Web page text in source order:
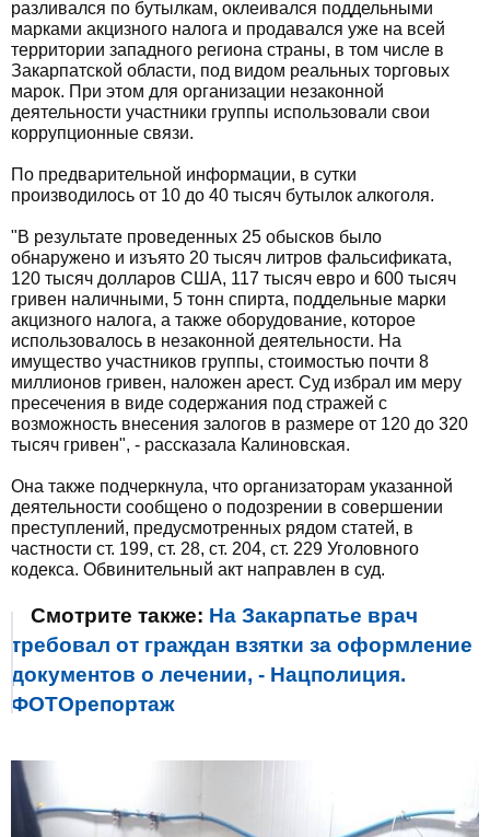
разливался по бутылкам, оклеивался поддельными
марками акцизного налога и продавался уже на всей
территории западного региона страны, в том числе в
Закарпатской области, под видом реальных торговых
марок. При этом для организации незаконной
деятельности участники группы использовали свои
коррупционные связи.
По предварительной информации, в сутки
производилось от 10 до 40 тысяч бутылок алкоголя.
"В результате проведенных 25 обысков было
обнаружено и изъято 20 тысяч литров фальсификата,
120 тысяч долларов США, 117 тысяч евро и 600 тысяч
гривен наличными, 5 тонн спирта, поддельные марки
акцизного налога, а также оборудование, которое
использовалось в незаконной деятельности. На
имущество участников группы, стоимостью почти 8
миллионов гривен, наложен арест. Суд избрал им меру
пресечения в виде содержания под стражей с
возможность внесения залогов в размере от 120 до 320
тысяч гривен", - рассказала Калиновская.
Она также подчеркнула, что организаторам указанной
деятельности сообщено о подозрении в совершении
преступлений, предусмотренных рядом статей, в
частности ст. 199, ст. 28, ст. 204, ст. 229 Уголовного
кодекса. Обвинительный акт направлен в суд.
Смотрите также: На Закарпатье врач
требовал от граждан взятки за оформление
документов о лечении, - Нацполиция.
ФОТОрепортаж